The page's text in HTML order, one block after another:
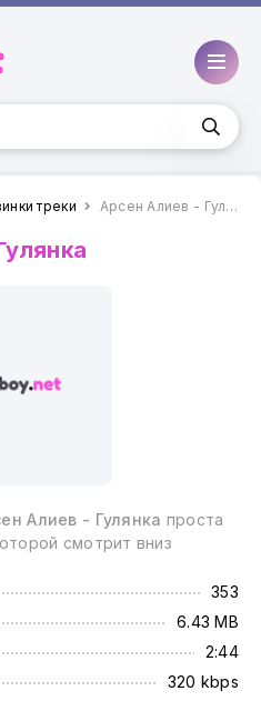
треки Арсен Алиев - Гулянка
Алиев - Гулянка проста
смотрит вниз
353
6.43 MB
2:44
320 kbps